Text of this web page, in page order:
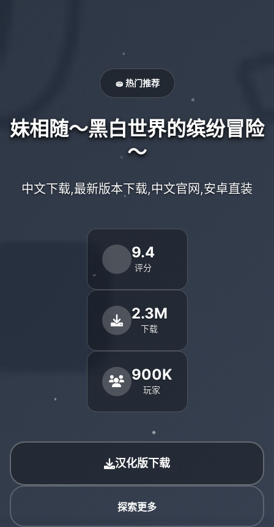
🧽 热门推荐
妹相随～黑白世界的缤纷冒险
～
中文下载,最新版本下载,中文官网,安卓直装
9.4
评分
2.3M
下载
900K
玩家
汉化版下载
探索更多